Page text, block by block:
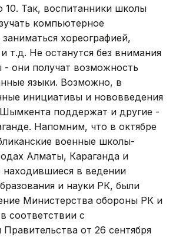
10. Так, воспитанники школы
компьютерное
хореографией,
т.д. Не останутся без внимания
- они получат возможность
языки. Возможно, в
инициативы и нововведения
поддержат и другие -
Напомним, что в октябре
военные школы-
Алматы, Караганда и
в ведении
и науки РК, были
Министерства обороны РК и
соответствии с
от 26 сентября